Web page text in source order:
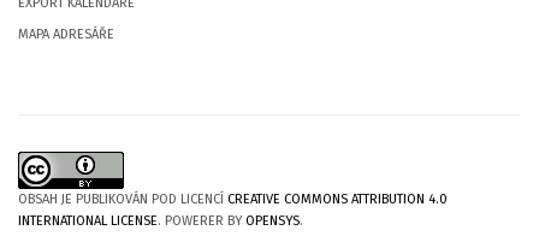
EXPORT KALENDÁŘE
MAPA ADRESÁŘE
OBSAH JE PUBLIKOVÁN POD LICENCÍ CREATIVE COMMONS ATTRIBUTION 4.0
INTERNATIONAL LICENSE. POWERER BYOPENSYS.